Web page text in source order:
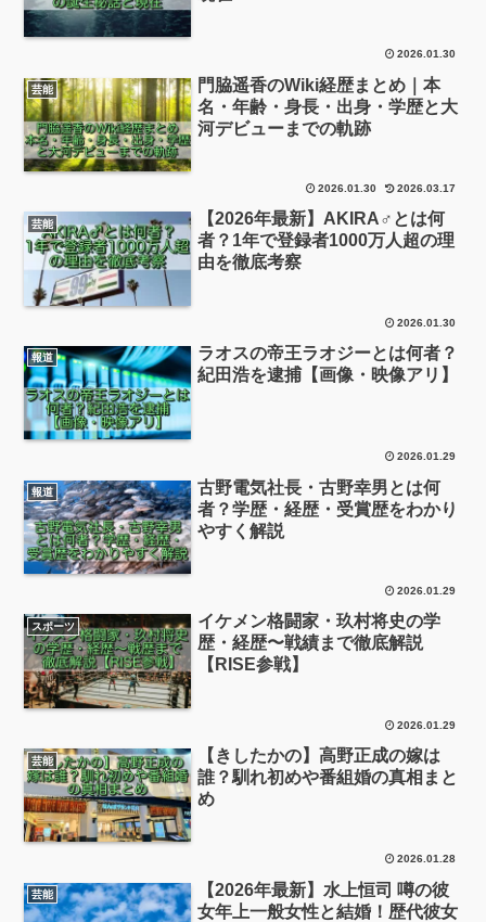
2026.01.30
芸能
門脇遥香のWiki経歴まとめ｜本
名・年齢・身長・出身・学歴と大
河デビューまでの軌跡
2026.01.30 2026.03.17
芸能
【2026年最新】AKIRA♂とは何
者？1年で登録者1000万人超の理
由を徹底考察
2026.01.30
報道
ラオスの帝王ラオジーとは何者？
紀田浩を逮捕【画像・映像アリ】
2026.01.29
報道
古野電気社長・古野幸男とは何
者？学歴・経歴・受賞歴をわかり
やすく解説
2026.01.29
スポーツ
イケメン格闘家・玖村将史の学
歴・経歴〜戦績まで徹底解説
【RISE参戦】
2026.01.29
芸能
【きしたかの】高野正成の嫁は
誰？馴れ初めや番組婚の真相まと
め
2026.01.28
芸能
【2026年最新】水上恒司 噂の彼
女年上一般女性と結婚！歴代彼女